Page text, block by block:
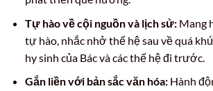
Tự hào về cội nguồn và lịch sử:Mang
tự hào, nhắc nhở thế hệ sau về quá
hy sinh của Bác và các thế hệ đi trước.
Gắn liền với bản sắc văn hóa:Hành